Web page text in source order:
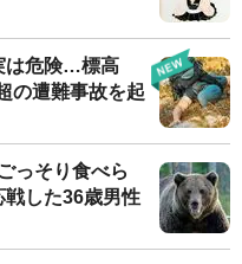
は危険…標高
の遭難事故を起
っそり食べら
した36歳男性